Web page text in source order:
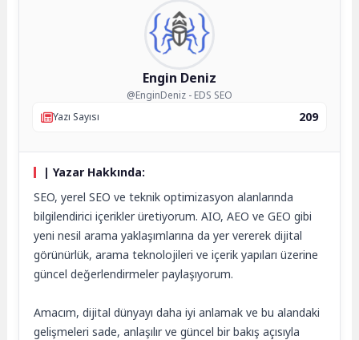
Engin Deniz
@EnginDeniz - EDS SEO
Yazı Sayısı
209
| Yazar Hakkında:
SEO, yerel SEO ve teknik optimizasyon alanlarında
bilgilendirici içerikler üretiyorum. AIO, AEO ve GEO gibi
yeni nesil arama yaklaşımlarına da yer vererek dijital
görünürlük, arama teknolojileri ve içerik yapıları üzerine
güncel değerlendirmeler paylaşıyorum.
Amacım, dijital dünyayı daha iyi anlamak ve bu alandaki
gelişmeleri sade, anlaşılır ve güncel bir bakış açısıyla